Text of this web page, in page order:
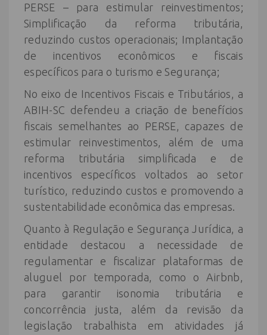
PERSE – para estimular reinvestimentos;
Simplificação da reforma tributária,
reduzindo custos operacionais; Implantação
de incentivos econômicos e fiscais
específicos para o turismo e Segurança;
No eixo de Incentivos Fiscais e Tributários, a
ABIH-SC defendeu a criação de benefícios
fiscais semelhantes ao PERSE, capazes de
estimular reinvestimentos, além de uma
reforma tributária simplificada e de
incentivos específicos voltados ao setor
turístico, reduzindo custos e promovendo a
sustentabilidade econômica das empresas.
Quanto à Regulação e Segurança Jurídica, a
entidade destacou a necessidade de
regulamentar e fiscalizar plataformas de
aluguel por temporada, como o Airbnb,
para garantir isonomia tributária e
concorrência justa, além da revisão da
legislação trabalhista em atividades já